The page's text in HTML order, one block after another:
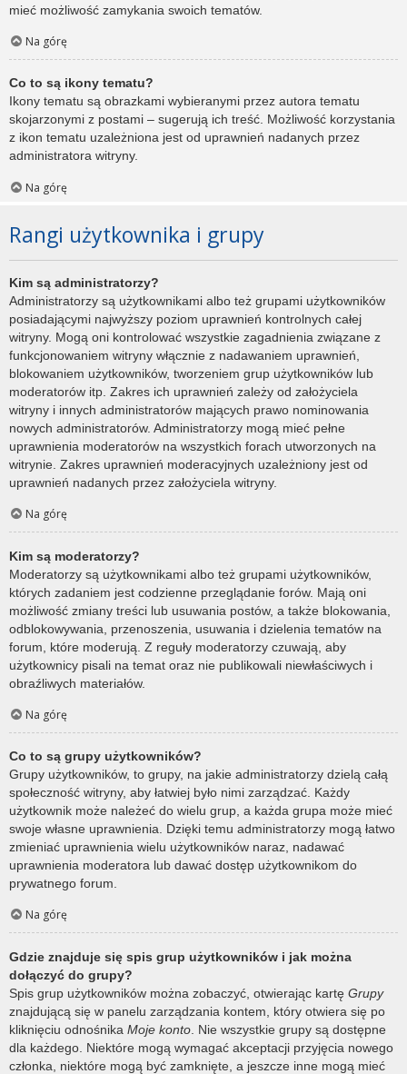
mieć możliwość zamykania swoich tematów.
Na górę
Co to są ikony tematu?
Ikony tematu są obrazkami wybieranymi przez autora tematu
skojarzonymi z postami – sugerują ich treść. Możliwość korzystania
z ikon tematu uzależniona jest od uprawnień nadanych przez
administratora witryny.
Na górę
Rangi użytkownika i grupy
Kim są administratorzy?
Administratorzy są użytkownikami albo też grupami użytkowników
posiadającymi najwyższy poziom uprawnień kontrolnych całej
witryny. Mogą oni kontrolować wszystkie zagadnienia związane z
funkcjonowaniem witryny włącznie z nadawaniem uprawnień,
blokowaniem użytkowników, tworzeniem grup użytkowników lub
moderatorów itp. Zakres ich uprawnień zależy od założyciela
witryny i innych administratorów mających prawo nominowania
nowych administratorów. Administratorzy mogą mieć pełne
uprawnienia moderatorów na wszystkich forach utworzonych na
witrynie. Zakres uprawnień moderacyjnych uzależniony jest od
uprawnień nadanych przez założyciela witryny.
Na górę
Kim są moderatorzy?
Moderatorzy są użytkownikami albo też grupami użytkowników,
których zadaniem jest codzienne przeglądanie forów. Mają oni
możliwość zmiany treści lub usuwania postów, a także blokowania,
odblokowywania, przenoszenia, usuwania i dzielenia tematów na
forum, które moderują. Z reguły moderatorzy czuwają, aby
użytkownicy pisali na temat oraz nie publikowali niewłaściwych i
obraźliwych materiałów.
Na górę
Co to są grupy użytkowników?
Grupy użytkowników, to grupy, na jakie administratorzy dzielą całą
społeczność witryny, aby łatwiej było nimi zarządzać. Każdy
użytkownik może należeć do wielu grup, a każda grupa może mieć
swoje własne uprawnienia. Dzięki temu administratorzy mogą łatwo
zmieniać uprawnienia wielu użytkowników naraz, nadawać
uprawnienia moderatora lub dawać dostęp użytkownikom do
prywatnego forum.
Na górę
Gdzie znajduje się spis grup użytkowników i jak można
dołączyć do grupy?
Spis grup użytkowników można zobaczyć, otwierając kartę Grupy
znajdującą się w panelu zarządzania kontem, który otwiera się po
kliknięciu odnośnika Moje konto . Nie wszystkie grupy są dostępne
dla każdego. Niektóre mogą wymagać akceptacji przyjęcia nowego
członka, niektóre mogą być zamknięte, a jeszcze inne mogą mieć